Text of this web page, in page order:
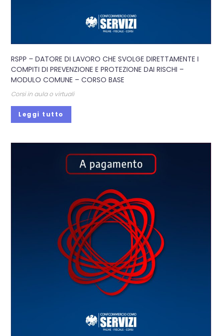
RSPP – DATORE DI LAVORO CHE SVOLGE DIRETTAMENTE I
COMPITI DI PREVENZIONE E PROTEZIONE DAI RISCHI –
MODULO COMUNE – CORSO BASE
Corsi in aula o virtuali
Leggi tutto